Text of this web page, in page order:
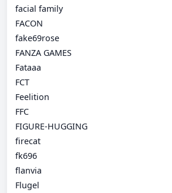
facial family
FACON
fake69rose
FANZA GAMES
Fataaa
FCT
Feelition
FFC
FIGURE-HUGGING
firecat
fk696
flanvia
Flugel